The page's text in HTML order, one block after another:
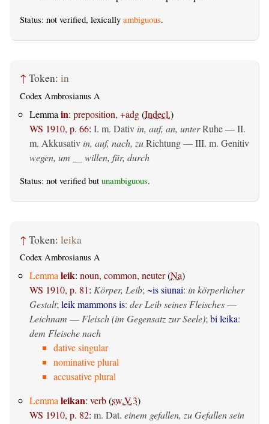
Status: not verified, lexically ambiguous.
↑ Token: in
Codex Ambrosianus A
Lemma in: preposition, +adg(Indecl.)
WS 1910, p. 66: I. m. Dativ in, auf, an, unterRuhe — II.
m. Akkusativ in, auf, nach, zuRichtung — III. m. Genitiv
wegen, um __ willen, für, durch
Status: not verified but unambiguous.
↑ Token: leika
Codex Ambrosianus A
Lemmaleik: noun, common, neuter(Na)
WS 1910, p. 81: Körper, Leib;~is siunai: in körperlicher
Gestalt;leik mammons is: der Leib seines Fleisches—
Leichnam —Fleisch (im Gegensatz zur Seele);bi leika:
dem Fleische nach
dative singular
nominative plural
accusative plural
Lemmaleikan: verb(sw.V.3)
WS 1910, p. 82: m. Dat. einem gefallen, zu Gefallen sein